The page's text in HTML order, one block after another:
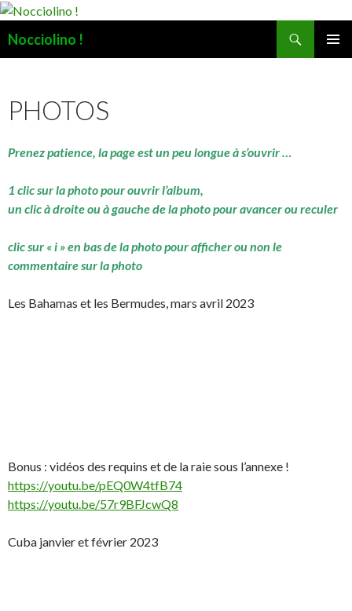
Nocciolino !
PHOTOS
Prenez patience, la page est un peu longue à s’ouvrir …
1 clic sur la photo pour ouvrir l’album,
un clic à droite ou à gauche de la photo pour avancer ou reculer
clic sur « i » en bas de la photo pour afficher ou non le
commentaire sur la photo
Les Bahamas et les Bermudes, mars avril 2023
Bonus : vidéos des requins et de la raie sous l’annexe !
https://youtu.be/pEQ0W4tfB74
https://youtu.be/57r9BFJcwQ8
Cuba janvier et février 2023